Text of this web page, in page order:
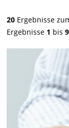
20 Ergebnisse
Ergebnisse 1 bis 9